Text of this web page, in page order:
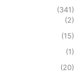
(341)
(2)
(15)
(1)
(20)